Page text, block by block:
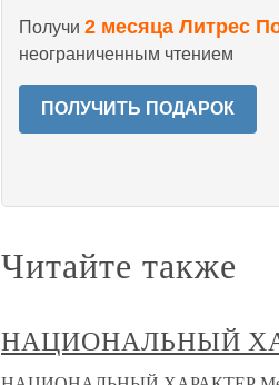
Получи 2 месяца Литрес
неограниченным чтением
ПОЛУЧИТЬ ПОДАРОК
Читайте также
НАЦИОНАЛЬНЫЙ